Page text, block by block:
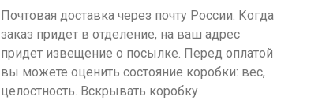
Почтовая доставка через почту России. Когда
заказ придет в отделение, на ваш адрес
придет извещение о посылке. Перед оплатой
вы можете оценить состояние коробки: вес,
целостность. Вскрывать коробку